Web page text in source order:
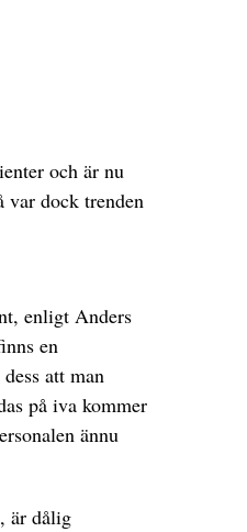
och är nu
var dock trenden
enligt Anders
en
att man
på iva kommer
ännu
är dålig